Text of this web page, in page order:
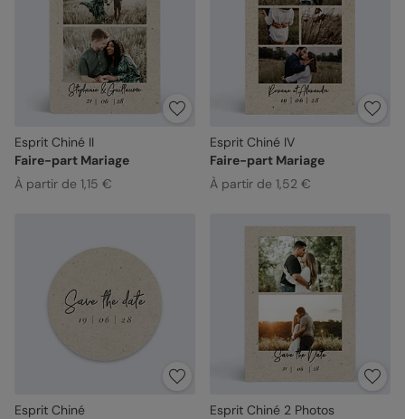
Esprit Chiné II
Faire-part Mariage
À partir de 1,15 €
Esprit Chiné IV
Faire-part Mariage
À partir de 1,52 €
Esprit Chiné Esprit Chiné 2 Photos